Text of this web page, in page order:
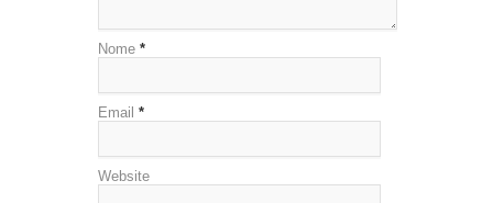
Nome *
Email *
Website